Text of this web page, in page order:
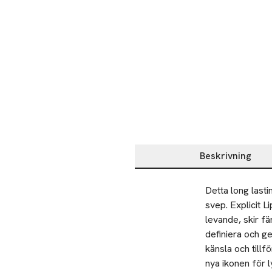
Beskrivning
Beskrivning
Detta long
svep. Explicit
levande, skir
definiera och
känsla och
nya ikonen för